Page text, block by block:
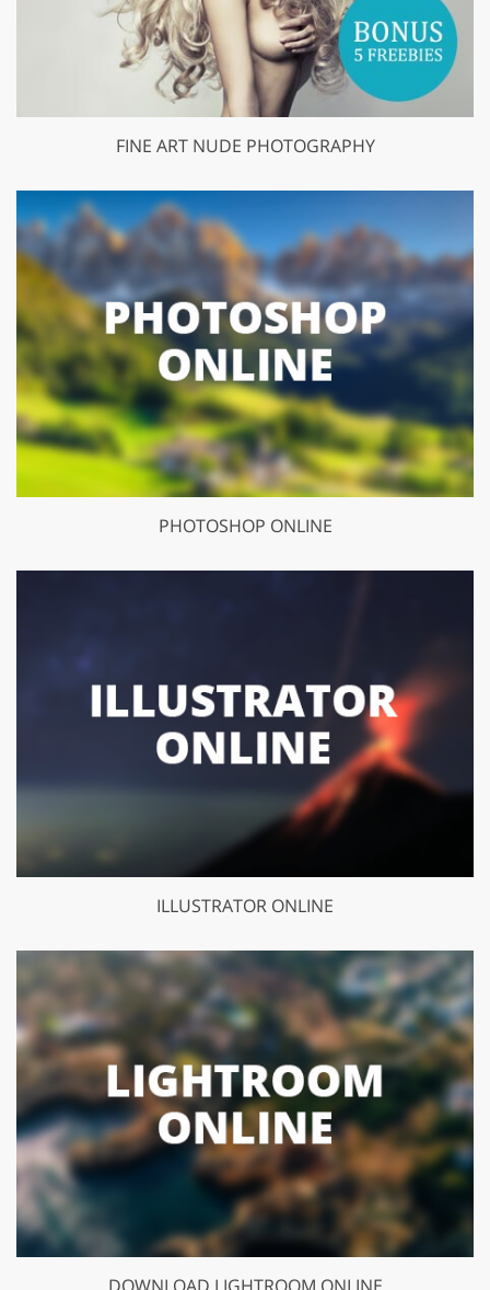
FINE ART NUDE PHOTOGRAPHY
PHOTOSHOP ONLINE
ILLUSTRATOR ONLINE
DOWNLOAD LIGHTROOM ONLINE